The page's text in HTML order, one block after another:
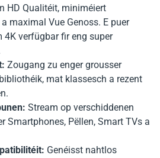
HD Qualitéit, miniméiert
maximal Vue Genoss. E puer
4K verfügbar fir eng super
Zougang zu enger grousser
mat klassesch a rezent
Stream op verschiddenen
Smartphones, Pëllen, Smart TVs a
Genéisst nahtlos